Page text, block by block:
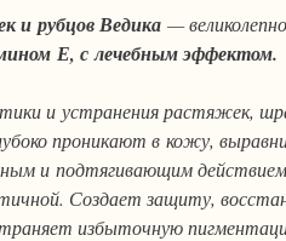
Патанга(caesalpinia sappan),
Пунарнава(boerhavia diffusa),
tenuiflorum),Унаби(zizyphus
Шафран(crocus sativus)
и рубцов Ведика —
Е, с лечебным эффектом.
и устранения растяжек,
проникают в кожу,
и подтягивающим
Создает защиту,
избыточную